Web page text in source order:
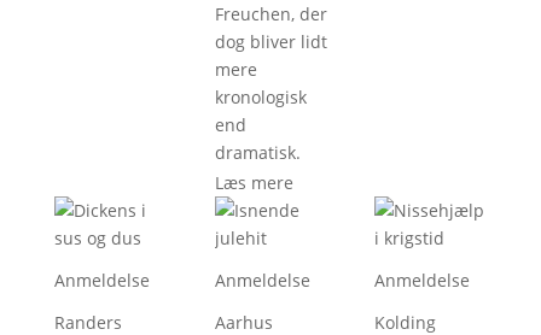
Freuchen, der
dog bliver lidt
mere
kronologisk
end
dramatisk.
Læs mere
Anmeldelse
Randers
Anmeldelse
Aarhus
Anmeldelse
Kolding